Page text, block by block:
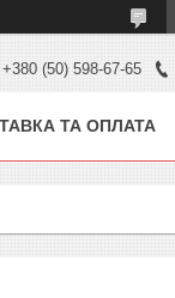
+380 (50) 598-67-65
ТА ОПЛАТА